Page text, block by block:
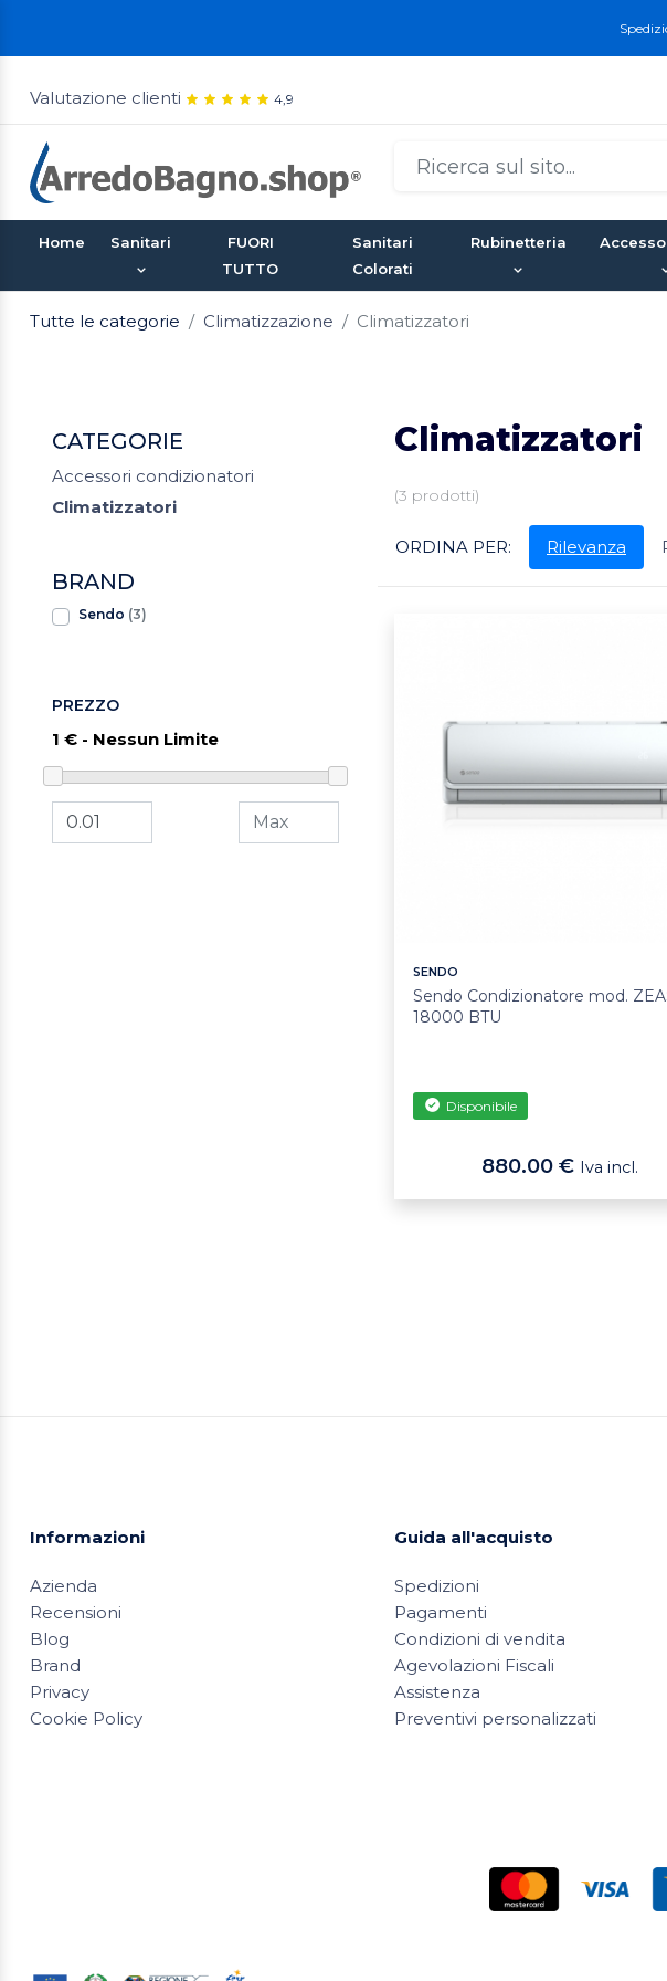
Valutazione clienti 4,9
Home Sanitari
FUORI
TUTTO
Sanitari
Colorati
Rubinetteria
Tutte le categorie Climatizzazione Climatizzatori
CATEGORIE
Accessori condizionatori
Climatizzatori
BRAND
Sendo (3)
PREZZO
Climatizzatori
(3 prodotti)
ORDINA PER: Rilevanza
SENDO
Sendo Condizionatore mod.
18000 BTU
Disponibile
880.00 € Iva incl.
Informazioni
Azienda
Recensioni
Blog
Brand
Privacy
Cookie Policy
Guida all'acquisto
Spedizioni
Pagamenti
Condizioni di vendita
Agevolazioni Fiscali
Assistenza
Preventivi personalizzati